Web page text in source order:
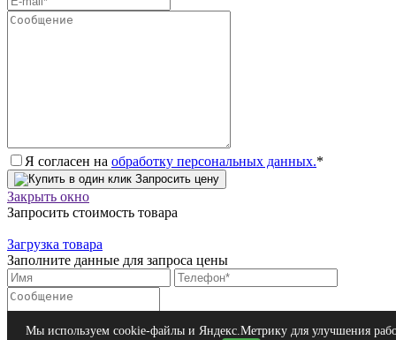
Я согласен на обработку персональных данных.*
Запросить цену
Закрыть окно
Запросить стоимость товара
Загрузка товара
Заполните данные для запроса цены
Я согласен на обработку персональных данных.*
Мы используем cookie-файлы и Яндекс.Метрику для улучшения